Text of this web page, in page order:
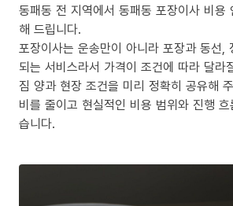
동패동 전 지역에서 동패동 포장이사 비용
해 드립니다.
포장이사는 운송만이 아니라 포장과 동선,
되는 서비스라서 가격이 조건에 따라 달라
짐 양과 현장 조건을 미리 정확히 공유해
비를 줄이고 현실적인 비용 범위와 진행
습니다.